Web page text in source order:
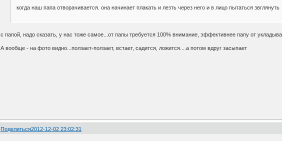
когда наш папа отворачивается. она начинает плакать и лезть через него и в лицо пытаться звглянуть
с папой, надо сказать, у нас тоже самое...от папы требуется 100% внимание, эффективнее папу от
А вообще - на фото видно...ползает-ползает, встает, садится, ложится....а потом вдруг засыпает
Поделиться2012-12-02 23:02:31